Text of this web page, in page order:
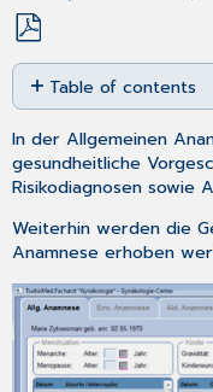
Save
as
PDF
Table of contents
Menopause:
Gravidität:
Buttonleiste
In der Allgemeinen
gesundheitliche
Risikodiagnosen sowie
Weiterhin werden die
Anamnese erhoben